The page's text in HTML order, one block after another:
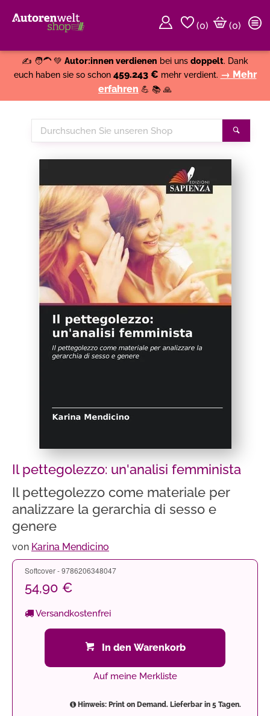
(0)
(0)
✍️ 🧑‍🦱 💚 Autor:innen verdienen bei uns doppelt. Dank
euch haben sie so schon 459.243 € mehr verdient. → Mehr
erfahren 💪 📚 🙏
Durchsuchen
Sie
Il pettegolezzo: un'analisi femminista
Il pettegolezzo come materiale per
analizzare la gerarchia di sesso e
genere
von Karina Mendicino
Softcover - 9786206348047
54,90 €
Versandkostenfrei
In den Warenkorb
Auf meine Merkliste
Hinweis: Print on Demand. Lieferbar in 5 Tagen.